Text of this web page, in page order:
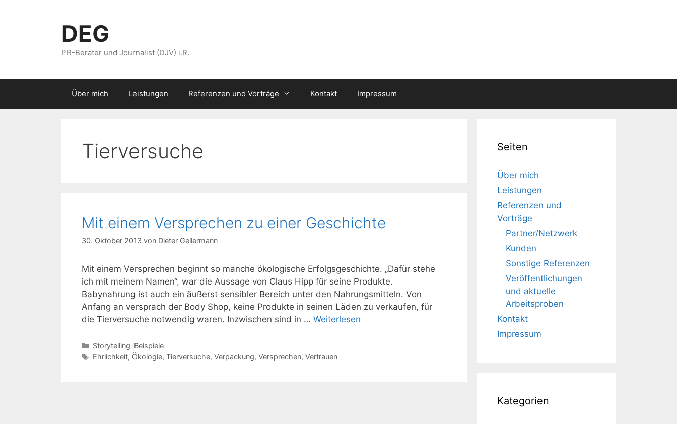
DEG
PR-Berater und Journalist (DJV) i.R.
Über mich Leistungen Referenzen und Vorträge Kontakt Impressum
Tierversuche
Mit einem Versprechen zu einer Geschichte
30. Oktober 2013 von Dieter Gellermann
Mit einem Versprechen beginnt so manche ökologische Erfolgsgeschichte. „Dafür stehe
ich mit meinem Namen“, war die Aussage von Claus Hipp für seine Produkte.
Babynahrung ist auch ein äußerst sensibler Bereich unter den Nahrungsmitteln. Von
Anfang an versprach der Body Shop, keine Produkte in seinen Läden zu verkaufen, für
die Tierversuche notwendig waren. Inzwischen sind in … Weiterlesen
Kategorien
Storytelling-Beispiele
Schlagwörter
Ehrlichkeit, Ökologie, Tierversuche, Verpackung, Versprechen, Vertrauen
Seiten
Über mich
Leistungen
Referenzen und
Vorträge
Partner/Netzwerk
Kunden
Sonstige Referenzen
Veröffentlichungen
und aktuelle
Arbeitsproben
Kontakt
Impressum
Kategorien